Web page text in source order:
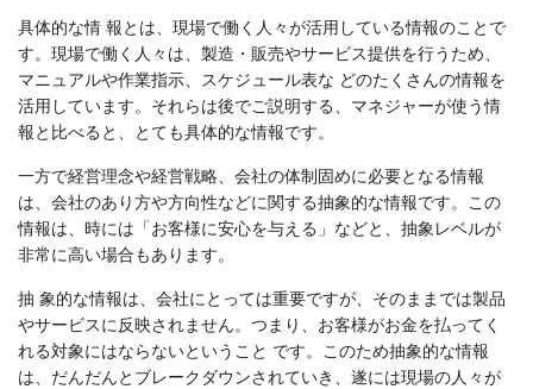
具体的な情 報とは、現場で働く人々が活用している情報のことで
す。現場で働く人々は、製造・販売やサービス提供を行うため、
マニュアルや作業指示、スケジュール表な どのたくさんの情報を
活用しています。それらは後でご説明する、マネジャーが使う情
報と比べると、とても具体的な情報です。
一方で経営理念や経営戦略、会社の体制固めに必要となる情報
は、会社のあり方や方向性などに関する抽象的な情報です。この
情報は、時には「お客様に安心を与える」などと、抽象レベルが
非常に高い場合もあります。
抽 象的な情報は、会社にとっては重要ですが、そのままでは製品
やサービスに反映されません。つまり、お客様がお金を払ってく
れる対象にはならないということ です。このため抽象的な情報
は、だんだんとブレークダウンされていき、遂には現場の人々が